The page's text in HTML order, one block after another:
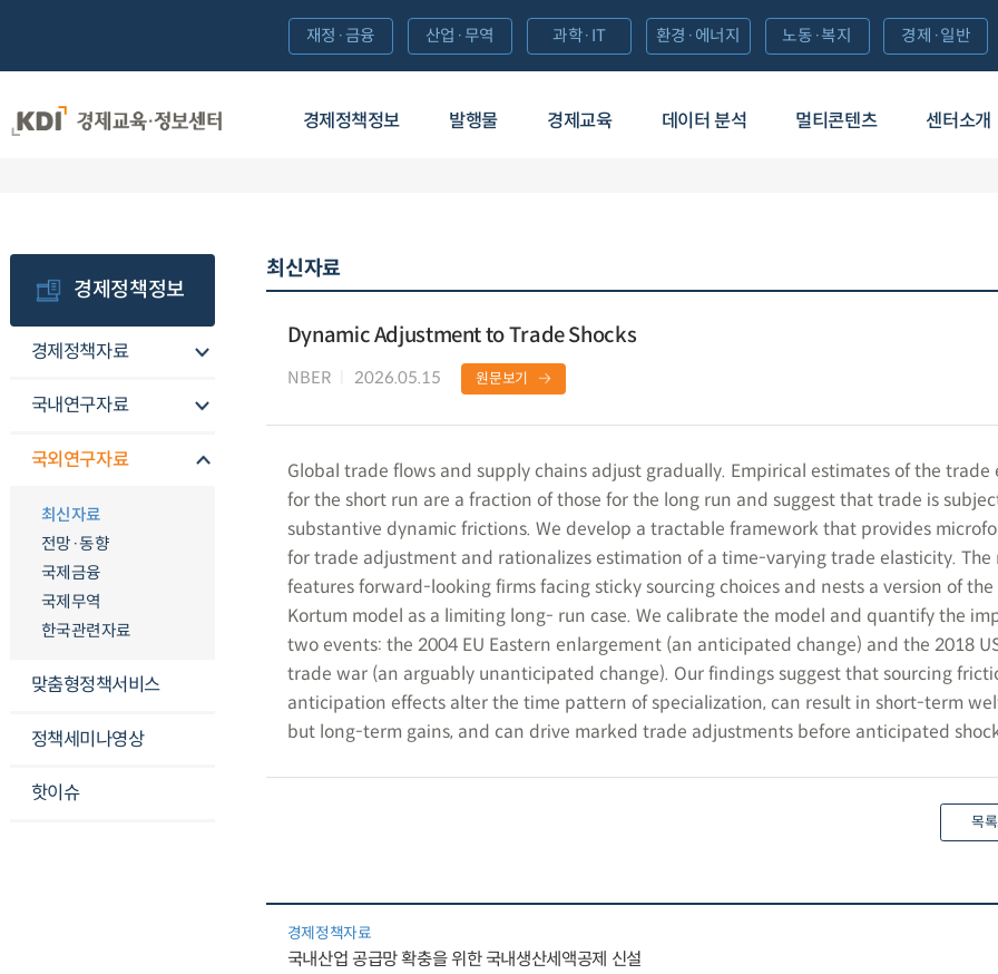
경제정책정보 발행물 경제교육 데이터 분석 멀티콘텐츠 센터소개
재정·금융 산업·무역 과학·IT 환경·에너지 노동·복지 경제·일반
경제정책정보
경제정책자료
국내연구자료
국외연구자료
최신자료
전망·동향
국제금융
국제무역
한국관련자료
맞춤형정책서비스
정책세미나영상
핫이슈
최신자료
Dynamic Adjustment to Trade Shocks
NBER 2026.05.15 원문보기
Global trade flows and supply chains adjust gradually. Empirical estimates of the trade
for the short run are a fraction of those for the long run and suggest that trade is
substantive dynamic frictions. We develop a tractable framework that provides
for trade adjustment and rationalizes estimation of a time-varying trade elasticity. The
features forward-looking firms facing sticky sourcing choices and nests a version of
Kortum model as a limiting long- run case. We calibrate the model and quantify the
two events: the 2004 EU Eastern enlargement (an anticipated change) and the 2018
trade war (an arguably unanticipated change). Our findings suggest that sourcing
anticipation effects alter the time pattern of specialization, can result in short-term
but long-term gains, and can drive marked trade adjustments before anticipated
목
경제정책자료
국내산업 공급망 확충을 위한 국내생산세액공제 신설